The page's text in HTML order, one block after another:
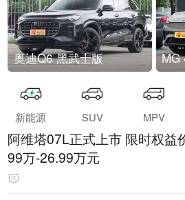
奥迪Q6 黑武士版 MG
新能源 SUV MPV
阿维塔07L正式上市 限时权益
99万-26.99万元